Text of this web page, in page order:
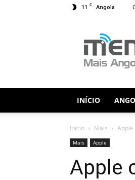
11 C Angola
INÍCIO
Início Mais Apple
Mais Apple
Apple